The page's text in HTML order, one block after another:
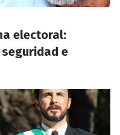
electoral:
e